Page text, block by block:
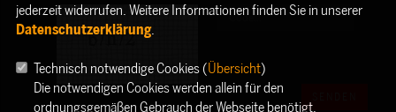
jederzeit widerrufen. Weitere Informationen finden Sie in unserer
Datenschutzerklärung.
Technisch notwendige Cookies (Übersicht)
Die notwendigen Cookies werden allein für den
ordnungsgemäßen Gebrauch der Webseite benötigt.